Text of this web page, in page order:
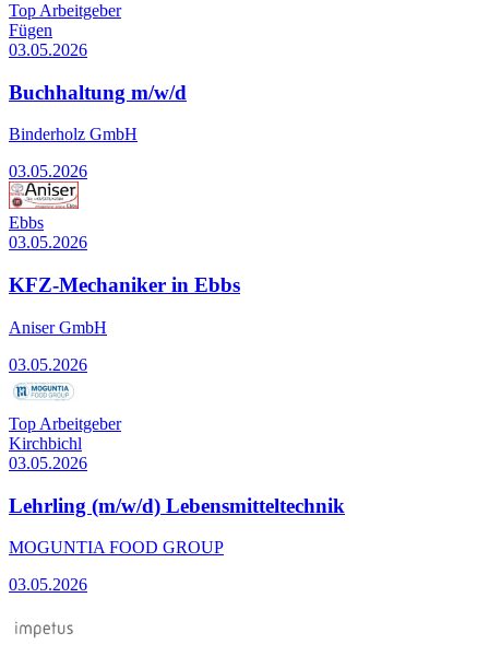
Top Arbeitgeber
Fügen
03.05.2026
Buchhaltung m/w/d
Binderholz GmbH
03.05.2026
Ebbs
03.05.2026
KFZ-Mechaniker in Ebbs
Aniser GmbH
03.05.2026
Top Arbeitgeber
Kirchbichl
03.05.2026
Lehrling (m/w/d) Lebensmitteltechnik
MOGUNTIA FOOD GROUP
03.05.2026